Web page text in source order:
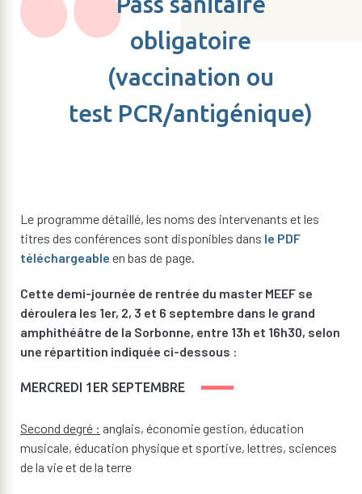
obligatoire
(vaccination ou
test PCR/antigénique)
Le programme détaillé, les noms des intervenants et les
titres des conférences sont disponibles dans le PDF
téléchargeable en bas de page.
Cette demi-journée de rentrée du master MEEF se
déroulera les 1er, 2, 3 et 6 septembre dans le grand
amphithéâtre de la Sorbonne, entre 13h et 16h30, selon
une répartition indiquée ci-dessous :
MERCREDI 1ER SEPTEMBRE
Second degré : anglais, économie gestion, éducation
musicale, éducation physique et sportive, lettres, sciences
de la vie et de la terre